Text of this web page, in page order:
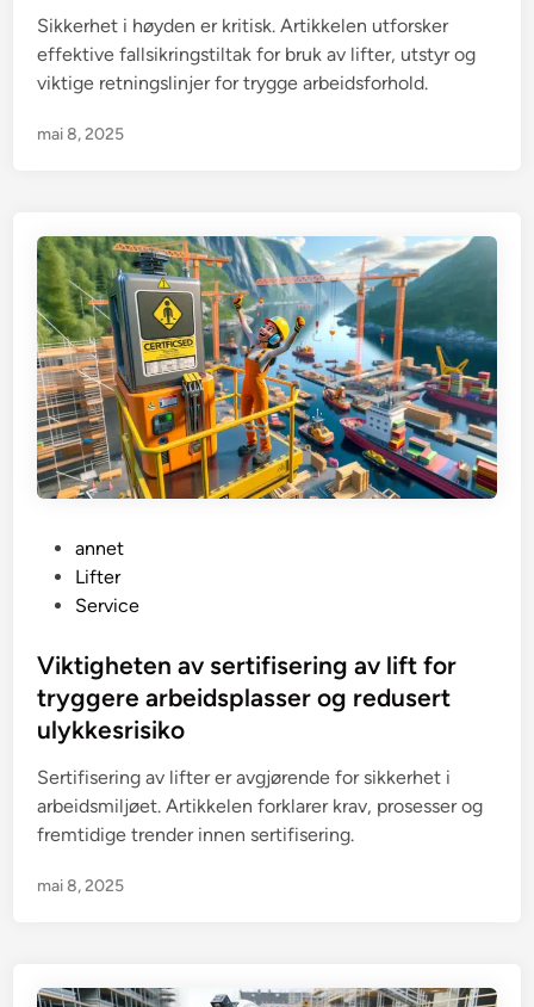
n
Sikkerhet i høyden er kritisk. Artikkelen utforsker
effektive fallsikringstiltak for bruk av lifter, utstyr og
viktige retningslinjer for trygge arbeidsforhold.
mai 8, 2025
e
d
annet
Lifter
Service
Viktigheten av sertifisering av lift for
tryggere arbeidsplasser og redusert
ulykkesrisiko
Sertifisering av lifter er avgjørende for sikkerhet i
arbeidsmiljøet. Artikkelen forklarer krav, prosesser og
fremtidige trender innen sertifisering.
mai 8, 2025